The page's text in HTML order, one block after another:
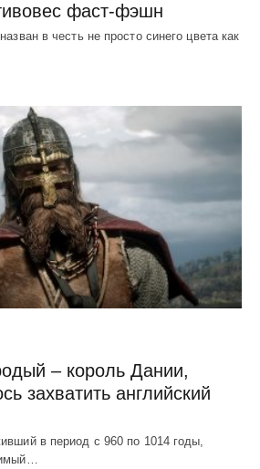
фаст-фэшн
в честь не просто синего цвета как
– король Дании,
захватить английский
в период с 960 по 1014 годы,